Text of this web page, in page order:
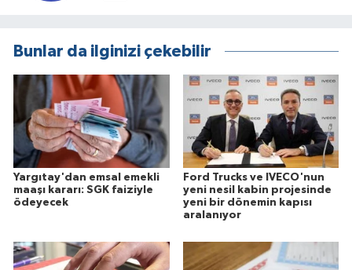
Bunlar da ilginizi çekebilir
Yargıtay'dan emsal emekli
maaşı kararı: SGK faiziyle
ödeyecek
Ford Trucks ve IVECO'nun
yeni nesil kabin projesinde
yeni bir dönemin kapısı
aralanıyor